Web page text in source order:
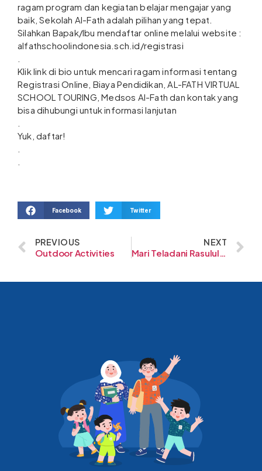
ragam program dan kegiatan belajar mengajar yang
baik, Sekolah Al-Fath adalah pilihan yang tepat.
Silahkan Bapak/Ibu mendaftar online melalui website :
alfathschoolindonesia.sch.id/registrasi
Klik link di bio untuk mencari ragam informasi tentang
Registrasi Online, Biaya Pendidikan, AL-FATH VIRTUAL
SCHOOL TOURING, Medsos Al-Fath dan kontak yang
bisa dihubungi untuk informasi lanjutan
Yuk, daftar!
Facebook Twitter
PREVIOUS
Outdoor Activities
NEXT
Mari Teladani Rasulullah